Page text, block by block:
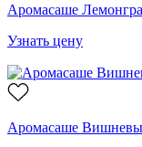
Аромасаше
Узнать цену
Аромасаше